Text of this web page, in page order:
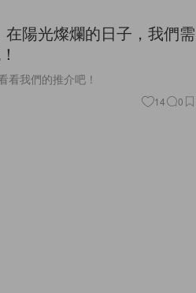
陽光燦爛的日子，我們需
看我們的推介吧！
14 0